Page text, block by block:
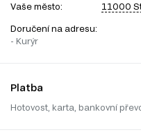
Vaše město: 11000
Doručení na adresu:
- Kurýr
Platba
Hotovost, karta, bankovní